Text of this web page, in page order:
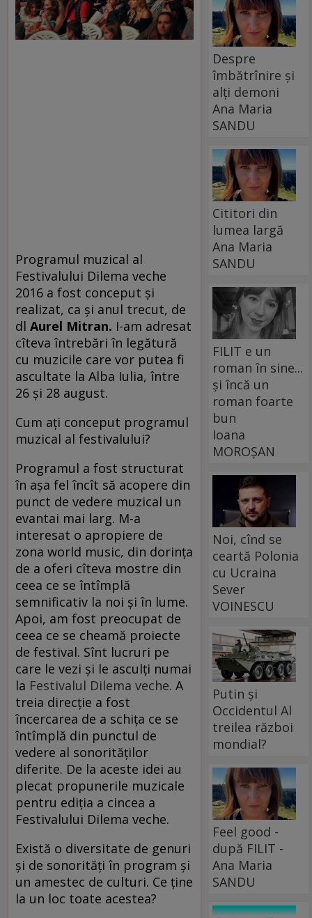
Programul muzical al
Festivalului Dilema veche
2016 a fost conceput și
realizat, ca și anul trecut, de
dl Aurel Mitran. I-am adresat
cîteva întrebări în legătură
cu muzicile care vor putea fi
ascultate la Alba Iulia, între
26 și 28 august.
Cum ați conceput programul
muzical al festivalului?
Programul a fost structurat
în așa fel încît să acopere din
punct de vedere muzical un
evantai mai larg. M-a
interesat o apropiere de
zona world music, din dorința
de a oferi cîteva mostre din
ceea ce se întîmplă
semnificativ la noi și în lume.
Apoi, am fost preocupat de
ceea ce se cheamă proiecte
de festival. Sînt lucruri pe
care le vezi și le asculți numai
la Festivalul Dilema veche. A
treia direcție a fost
încercarea de a schița ce se
întîmplă din punctul de
vedere al sonorităților
diferite. De la aceste idei au
plecat propunerile muzicale
pentru ediția a cincea a
Festivalului Dilema veche.
Există o diversitate de genuri
și de sonorități în program și
un amestec de culturi. Ce ține
la un loc toate acestea?
Despre
îmbătrînire și
alți demoni
Ana Maria
SANDU
Cititori din
lumea largă
Ana Maria
SANDU
FILIT e un
roman în sine...
și încă un
roman foarte
bun
Ioana
MOROȘAN
Noi, cînd se
ceartă Polonia
cu Ucraina
Sever
VOINESCU
Putin și
Occidentul Al
treilea război
mondial?
Feel good -
după FILIT -
Ana Maria
SANDU